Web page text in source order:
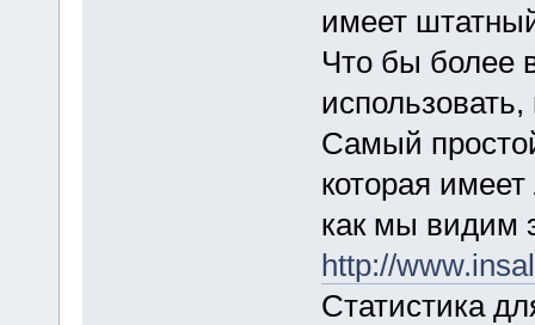
имеет
Что бы более
Самый
которая
как мы видим
http://
Статистика